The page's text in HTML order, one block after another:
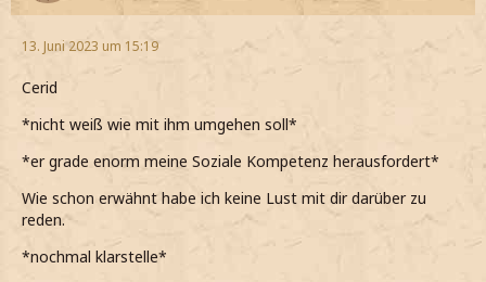
13. Juni 2023 um 15:19
Cerid
*nicht weiß wie mit ihm umgehen soll*
*er grade enorm meine Soziale Kompetenz herausfordert*
Wie schon erwähnt habe ich keine Lust mit dir darüber zu
reden.
*nochmal klarstelle*